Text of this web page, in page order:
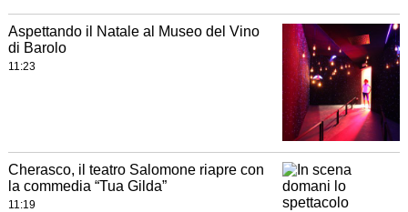
Aspettando il Natale al Museo del Vino
di Barolo
11:23
Cherasco, il teatro Salomone riapre con
la commedia “Tua Gilda”
11:19